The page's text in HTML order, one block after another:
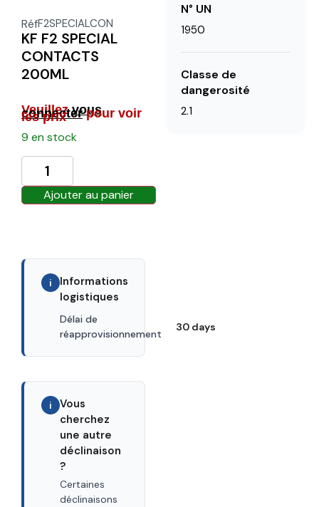
RéfF2SPECIALCON
KF F2 SPECIAL
CONTACTS
200ML
Veuillezvous
connecterpour voir
les prix
9 en stock
Ajouter au panier
i
Informations
logistiques
Délai de
réapprovisionnement
30 days
i
Vous
cherchez
une autre
déclinaison
?
Certaines
déclinaisons
N° UN
1950
Classe de
dangerosité
2.1